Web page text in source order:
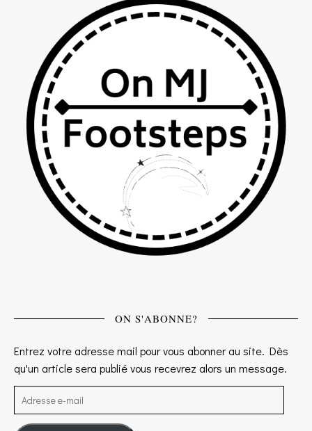
ON S'ABONNE?
Entrez votre adresse mail pour vous abonner au site. Dès
qu'un article sera publié vous recevrez alors un message.
Adresse e-mail